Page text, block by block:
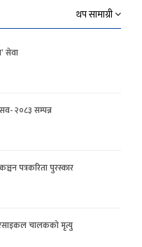
थप सामाग्री
सेवा
२०८३ सम्पन्न
पत्रकरिता पुरस्कार
चालकको मृत्यु